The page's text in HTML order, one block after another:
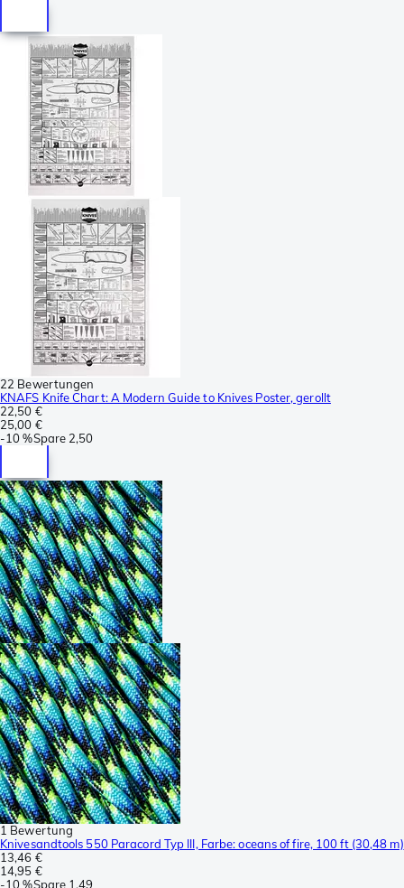
22 Bewertungen
KNAFS Knife Chart: A Modern Guide to Knives Poster, gerollt
22,50 €
25,00 €
-10 %Spare 2,50
1 Bewertung
Knivesandtools 550 Paracord Typ III, Farbe: oceans of fire, 100 ft (30,48 m)
13,46 €
14,95 €
-10 %Spare 1,49